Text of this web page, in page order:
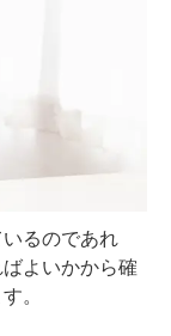
るのであれ
よいかから確
。